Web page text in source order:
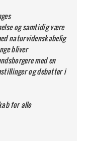
og samtidig være
naturvidenskabelig
bliver
med en
og debatter i
for alle